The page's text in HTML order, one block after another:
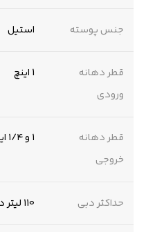
جنس پوسته استیل
قطر دهانه
ورودی
1 اینچ
قطر دهانه
خروجی
۱ و ۱/۴ اینچ
حداکثر دبی 110 لیتر در دقیقه